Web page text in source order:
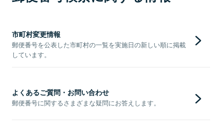
市町村変更情報
郵便番号を公表した市町村の一覧を実施日の新しい順に掲載
しています。
よくあるご質問・お問い合わせ
郵便番号に関するさまざまな疑問にお答えします。